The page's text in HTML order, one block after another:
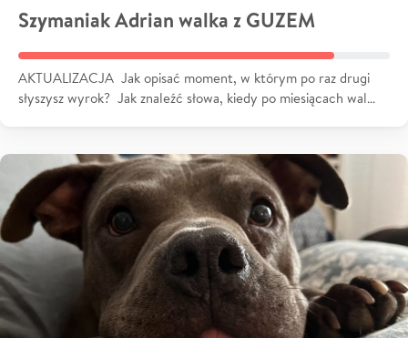
Szymaniak Adrian walka z GUZEM
AKTUALIZACJA Jak opisać moment, w którym po raz drugi
słyszysz wyrok? Jak znaleźć słowa, kiedy po miesiącach wal…